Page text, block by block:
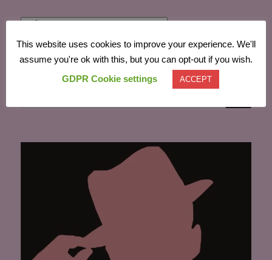
Powered by Translate
după:
This website uses cookies to improve your experience. We'll
assume you're ok with this, but you can opt-out if you wish.
GDPR Cookie settings
ACCEPT